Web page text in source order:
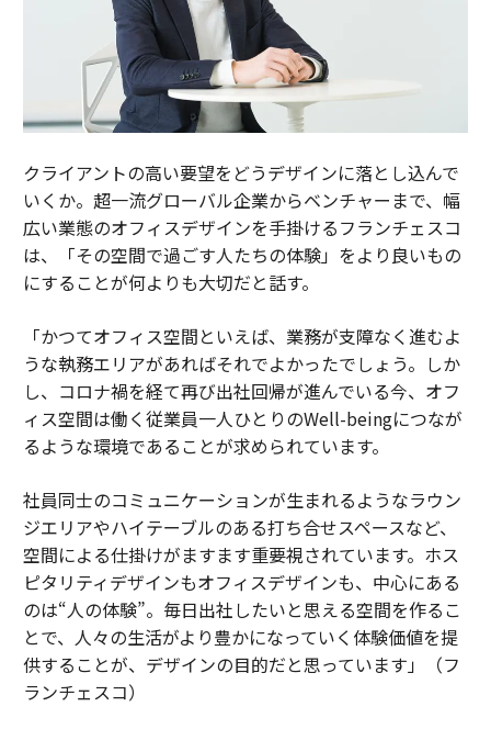
クライアントの高い要望をどうデザインに落とし込んで
いくか。超一流グローバル企業からベンチャーまで、幅
広い業態のオフィスデザインを手掛けるフランチェスコ
は、「その空間で過ごす人たちの体験」をより良いもの
にすることが何よりも大切だと話す。
「かつてオフィス空間といえば、業務が支障なく進むよ
うな執務エリアがあればそれでよかったでしょう。しか
し、コロナ禍を経て再び出社回帰が進んでいる今、オフ
ィス空間は働く従業員一人ひとりのWell-beingにつなが
るような環境であることが求められています。
社員同士のコミュニケーションが生まれるようなラウン
ジエリアやハイテーブルのある打ち合せスペースなど、
空間による仕掛けがますます重要視されています。ホス
ピタリティデザインもオフィスデザインも、中心にある
のは“人の体験”。毎日出社したいと思える空間を作るこ
とで、人々の生活がより豊かになっていく体験価値を提
供することが、デザインの目的だと思っています」（フ
ランチェスコ）